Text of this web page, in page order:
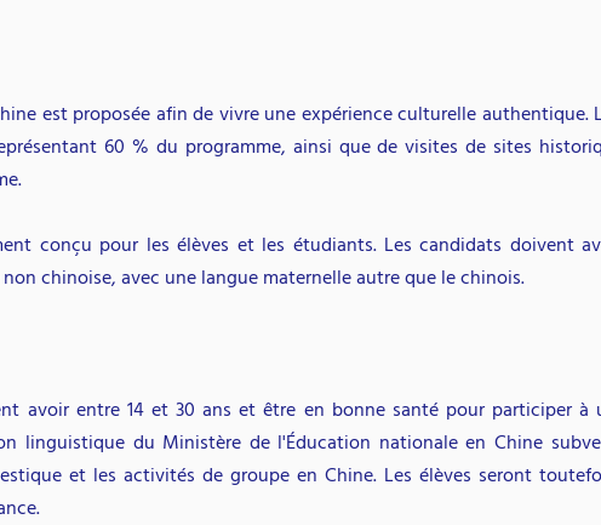
est proposée afin de vivre une expérience culturelle authentique.
60 % du programme, ainsi que de visites de sites
conçu pour les élèves et les étudiants. Les candidats doivent
chinoise, avec une langue maternelle autre que le chinois.
avoir entre 14 et 30 ans et être en bonne santé pour participer
linguistique du Ministère de l'Éducation nationale en Chine
et les activités de groupe en Chine. Les élèves seront